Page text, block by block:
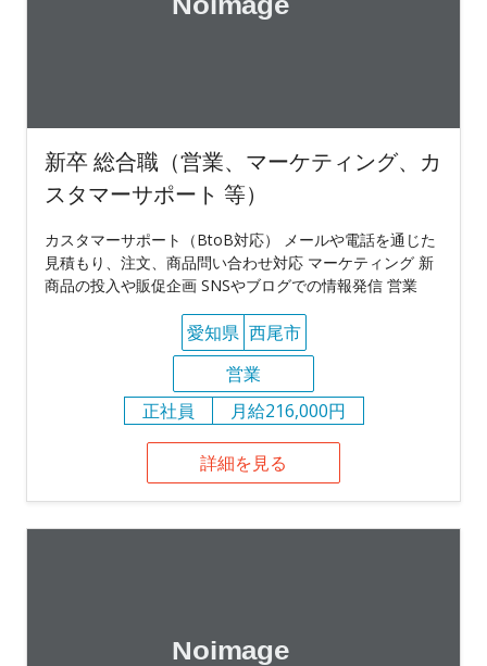
新卒 総合職（営業、マーケティング、カ
スタマーサポート 等）
カスタマーサポート（BtoB対応） メールや電話を通じた
見積もり、注文、商品問い合わせ対応 マーケティング 新
商品の投入や販促企画 SNSやブログでの情報発信 営業
愛知県 西尾市
営業
正社員
月給216,000円
詳細を見る